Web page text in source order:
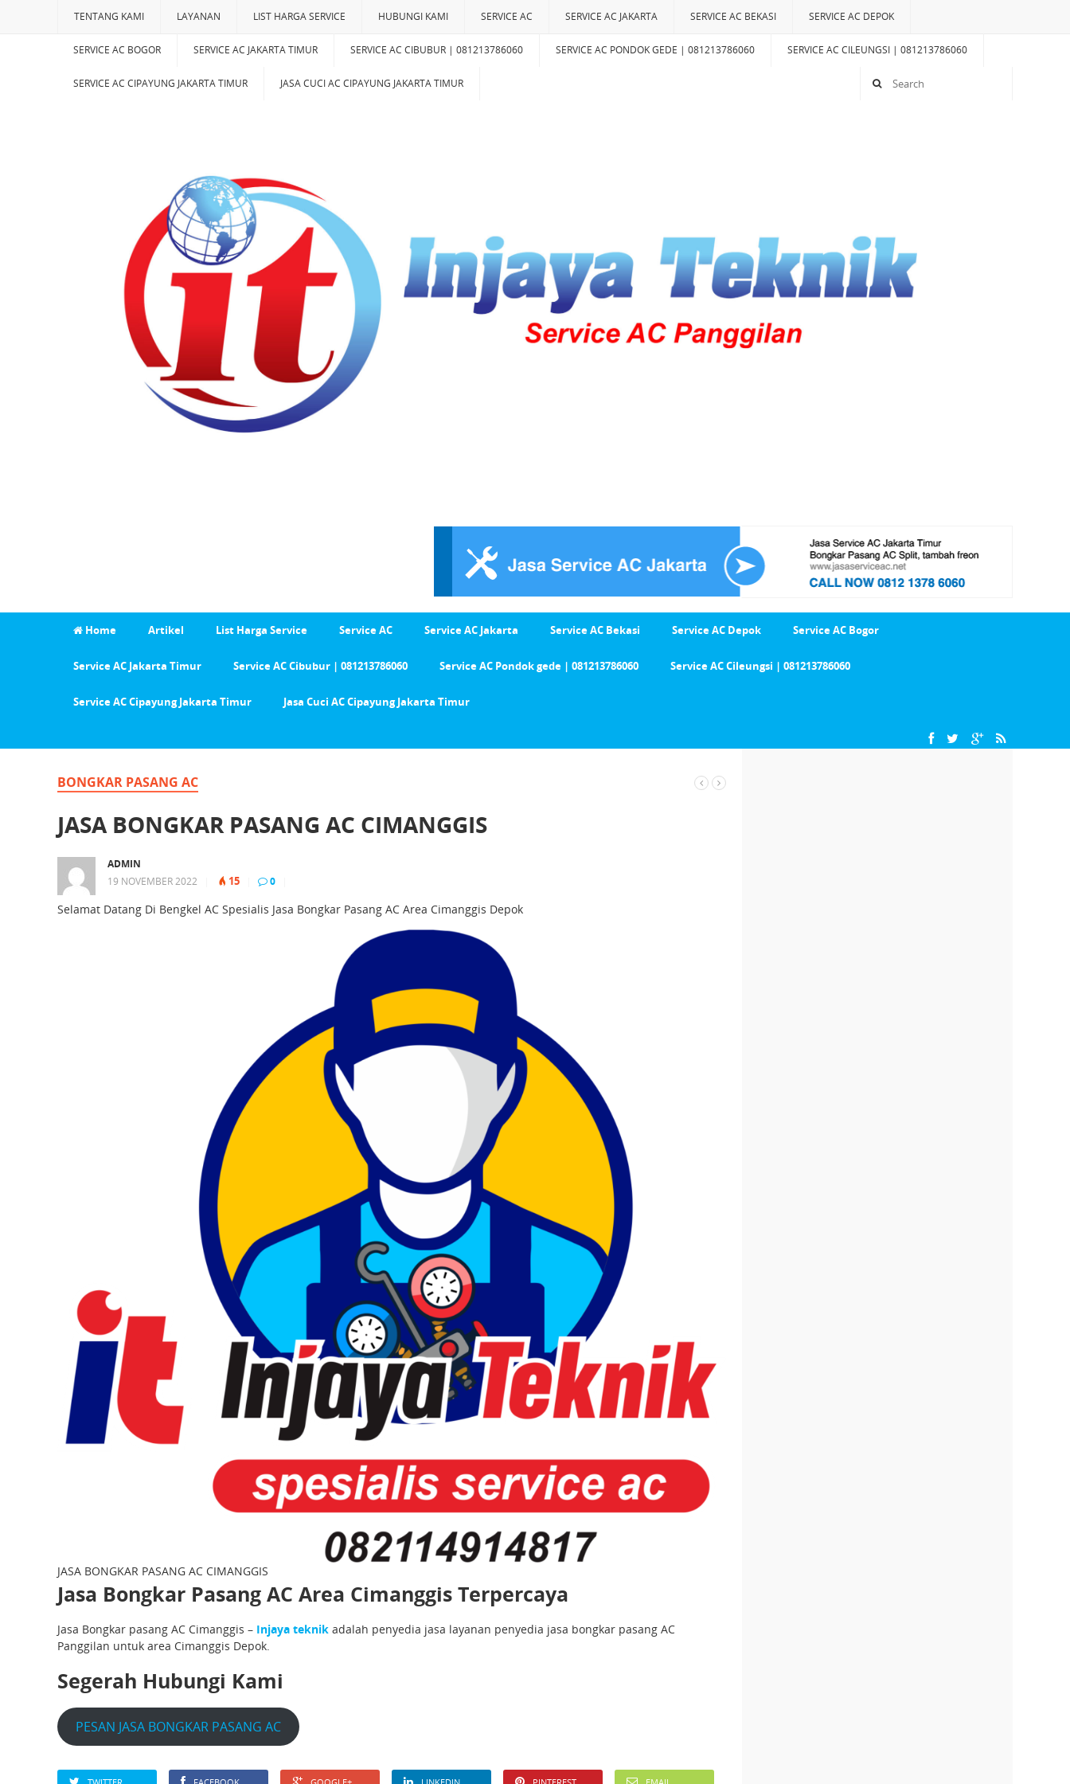
TENTANG KAMI LAYANAN LIST HARGA SERVICE HUBUNGI KAMI SERVICE AC SERVICE AC JAKARTA SERVICE AC BEKASI SERVICE AC DEPOK
SERVICE AC BOGOR SERVICE AC JAKARTA TIMUR SERVICE AC CIBUBUR | 081213786060 SERVICE AC PONDOK GEDE | 081213786060 SERVICE AC CILEUNGSI | 081213786060
SERVICE AC CIPAYUNG JAKARTA TIMUR JASA CUCI AC CIPAYUNG JAKARTA TIMUR
Home Artikel List Harga Service Service AC Service AC Jakarta Service AC Bekasi Service AC Depok Service AC Bogor
Service AC Jakarta Timur Service AC Cibubur | 081213786060 Service AC Pondok gede | 081213786060 Service AC Cileungsi | 081213786060
Service AC Cipayung Jakarta Timur Jasa Cuci AC Cipayung Jakarta Timur
BONGKAR PASANG AC
JASA BONGKAR PASANG AC CIMANGGIS
ADMIN
19 NOVEMBER 2022
15 0
Selamat Datang Di Bengkel AC Spesialis Jasa Bongkar Pasang AC Area Cimanggis Depok
JASA BONGKAR PASANG AC CIMANGGIS
Jasa Bongkar Pasang AC Area Cimanggis Terpercaya
Jasa Bongkar pasang AC Cimanggis – Injaya teknik adalah penyedia jasa layanan penyedia jasa bongkar pasang AC
Panggilan untuk area Cimanggis Depok.
Segerah Hubungi Kami
PESAN JASA BONGKAR PASANG AC